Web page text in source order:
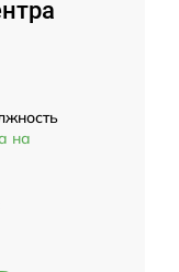
на